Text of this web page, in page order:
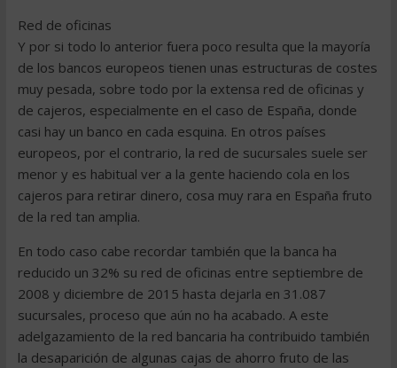
Red de oficinas
Y por si todo lo anterior fuera poco resulta que la mayoría
de los bancos europeos tienen unas estructuras de costes
muy pesada, sobre todo por la extensa red de oficinas y
de cajeros, especialmente en el caso de España, donde
casi hay un banco en cada esquina. En otros países
europeos, por el contrario, la red de sucursales suele ser
menor y es habitual ver a la gente haciendo cola en los
cajeros para retirar dinero, cosa muy rara en España fruto
de la red tan amplia.
En todo caso cabe recordar también que la banca ha
reducido un 32% su red de oficinas entre septiembre de
2008 y diciembre de 2015 hasta dejarla en 31.087
sucursales, proceso que aún no ha acabado. A este
adelgazamiento de la red bancaria ha contribuido también
la desaparición de algunas cajas de ahorro fruto de las